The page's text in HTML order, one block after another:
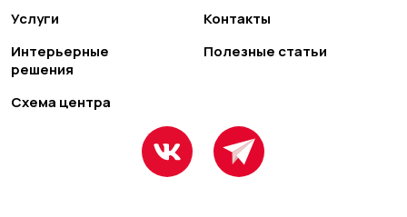
Услуги
Интерьерные
решения
Схема центра
Контакты
Полезные статьи